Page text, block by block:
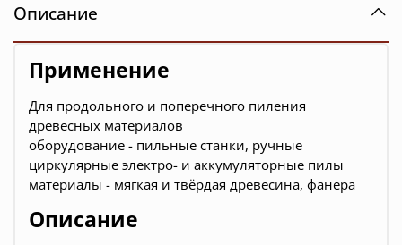
Описание
Применение
Для продольного и поперечного пиления
древесных материалов
оборудование - пильные станки, ручные
циркулярные электро- и аккумуляторные пилы
материалы - мягкая и твёрдая древесина, фанера
Описание